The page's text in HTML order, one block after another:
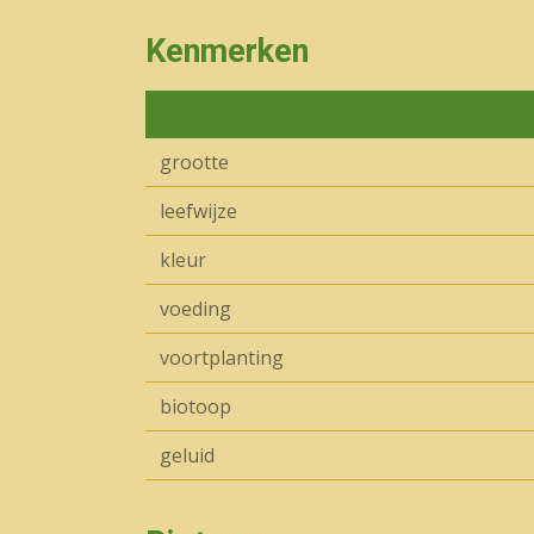
Kenmerken
grootte
leefwijze
kleur
voeding
voortplanting
biotoop
geluid